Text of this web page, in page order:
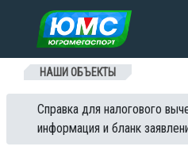
Перейти к содержанию
НАШИ ОБЪЕКТЫ
Справка для налогового
информация и бланк